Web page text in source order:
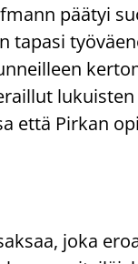
pää­tyi
ta­pa­si
että Pir­kan
joka